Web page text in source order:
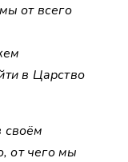
от всего
в Царство
своём
от чего мы